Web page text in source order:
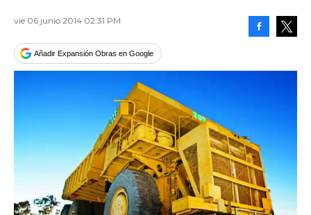
vie 06 junio 2014 02:31 PM
Añadir Expansión Obras en Google